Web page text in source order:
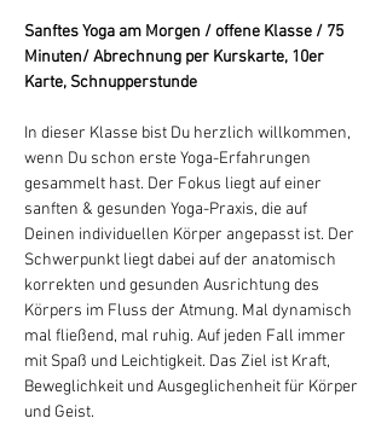
Sanftes Yoga am Morgen / offene Klasse / 75
Minuten/ Abrechnung per Kurskarte, 10er
Karte, Schnupperstunde
In dieser Klasse bist Du herzlich willkommen,
wenn Du schon erste Yoga-Erfahrungen
gesammelt hast. Der Fokus liegt auf einer
sanften & gesunden Yoga-Praxis, die auf
Deinen individuellen Körper angepasst ist. Der
Schwerpunkt liegt dabei auf der anatomisch
korrekten und gesunden Ausrichtung des
Körpers im Fluss der Atmung. Mal dynamisch
mal fließend, mal ruhig. Auf jeden Fall immer
mit Spaß und Leichtigkeit. Das Ziel ist Kraft,
Beweglichkeit und Ausgeglichenheit für Körper
und Geist.